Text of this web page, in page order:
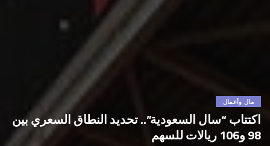
مال وأعمال
اكتتاب “سال السعودية”.. تحديد النطاق السعري بين
98 و106 ريالات للسهم